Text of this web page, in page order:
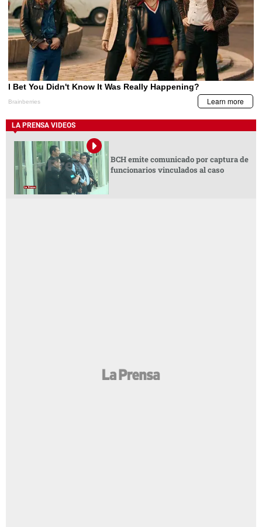
LA PRENSA VIDEOS
BCH emite comunicado por captura de
funcionarios vinculados al caso